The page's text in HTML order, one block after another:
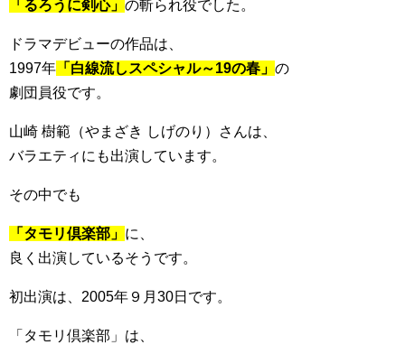
「るろうに剣心」 の斬られ役でした。
ドラマデビューの作品は、
1997年 「白線流しスペシャル～19の春」 の
劇団員役です。
山崎 樹範（やまざき しげのり）さんは、
バラエティにも出演しています。
その中でも
「タモリ倶楽部」 に、
良く出演しているそうです。
初出演は、2005年９月30日です。
「タモリ倶楽部」は、